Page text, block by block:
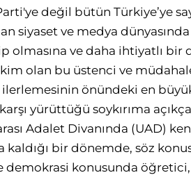
değil bütün Türkiye’ye
siyaset ve medya
olmasına ve daha ihtiyatlı bir
olan bu üstenci ve
ilerlemesinin önündeki en
yürüttüğü soykırıma
Adalet Divanında (UAD)
kaldığı bir dönemde, söz
demokrasi konusunda